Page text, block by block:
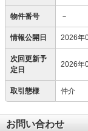
物件番号 －
情報公開日 2026年
次回更新予
定日
2026年
取引態様 仲介
お問い合わせ